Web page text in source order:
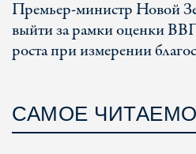
Премьер-министр Новой
выйти за рамки оценки
роста при измерении
САМОЕ